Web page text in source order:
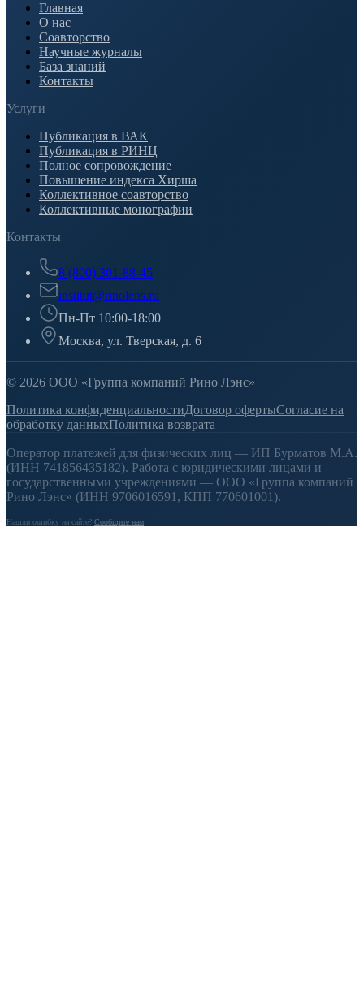
Главная
О нас
Соавторство
Научные журналы
База знаний
Контакты
Услуги
Публикация в ВАК
Публикация в РИНЦ
Полное сопровождение
Повышение индекса Хирша
Коллективное соавторство
Коллективные монографии
Контакты
8 (800) 301-88-45
institut@rinolens.ru
Пн-Пт 10:00-18:00
Москва, ул. Тверская, д. 6
© 2026 ООО «Группа компаний Рино Лэнс»
Политика конфиденциальностиДоговор офертыСогласие на
обработку данныхПолитика возврата
Оператор платежей для физических лиц — ИП Бурматов М.А.
(ИНН 741856435182). Работа с юридическими лицами и
государственными учреждениями — ООО «Группа компаний
Рино Лэнс» (ИНН 9706016591, КПП 770601001).
Нашли ошибку на сайте? Сообщите нам